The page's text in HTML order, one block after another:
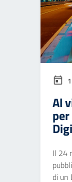
Al
Il 24
di un